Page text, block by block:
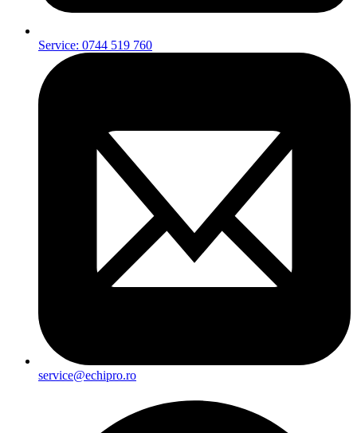
Service: 0744 519 760
service@echipro.ro